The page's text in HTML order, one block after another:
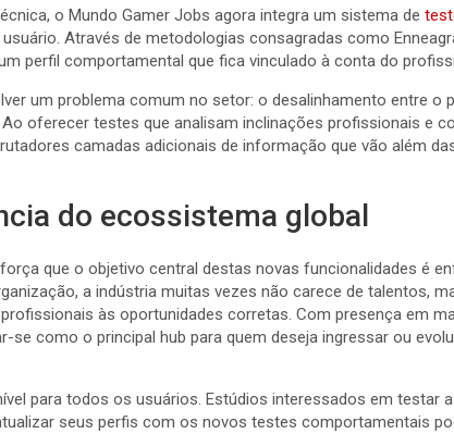
o Mundo Gamer Jobs agora integra um sistema de
Através de metodologias consagradas como
perfil comportamental que fica vinculado à conta do
um problema comum no setor: o desalinhamento entre o
oferecer testes que analisam inclinações profissionais e
camadas adicionais de informação que vão além
do ecossistema global
que o objetivo central destas novas funcionalidades é
a indústria muitas vezes não carece de talentos,
às oportunidades corretas. Com presença em
se como o principal hub para quem deseja ingressar ou
para todos os usuários. Estúdios interessados em testar
seus perfis com os novos testes comportamentais